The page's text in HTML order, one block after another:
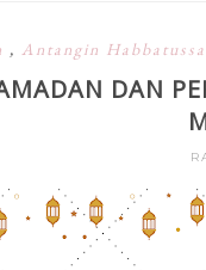
, Antangin
DAN